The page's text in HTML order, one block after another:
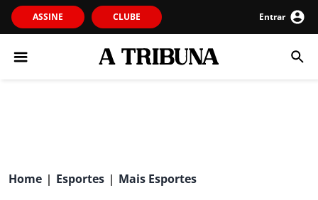
ASSINE CLUBE Entrar
Home | Esportes | Mais Esportes